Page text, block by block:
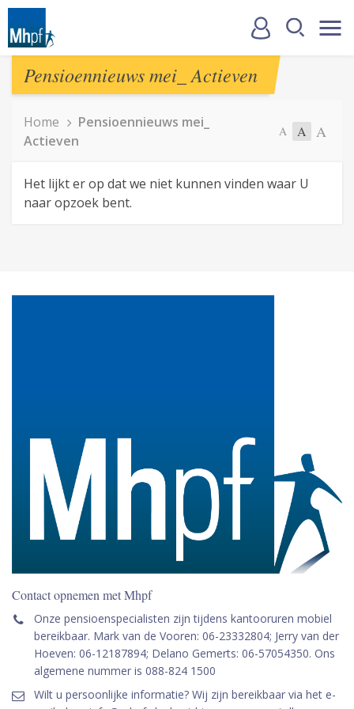
Pensioennieuws mei_ Actieven
Home
Pensioennieuws mei_
Actieven
A A A
Het lijkt er op dat we niet kunnen vinden waar U
naar opzoek bent.
Contact opnemen met Mhpf
Onze pensioenspecialisten zijn tijdens kantooruren mobiel
bereikbaar. Mark van de Vooren: 06-23332804; Jerry van der
Hoeven: 06-12187894; Delano Gemerts: 06-57054350. Ons
algemene nummer is 088-824 1500
Wilt u persoonlijke informatie? Wij zijn bereikbaar via het e-